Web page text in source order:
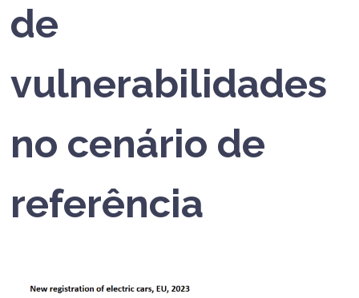
de
vulnerabilidades
no cenário de
referência